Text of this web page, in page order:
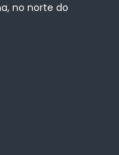
no norte do